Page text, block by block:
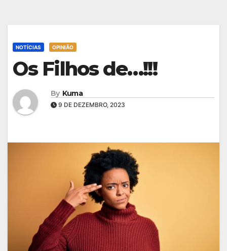
NOTÍCIAS OPINIÃO
Os Filhos de…!!!
By Kuma
9 DE DEZEMBRO, 2023